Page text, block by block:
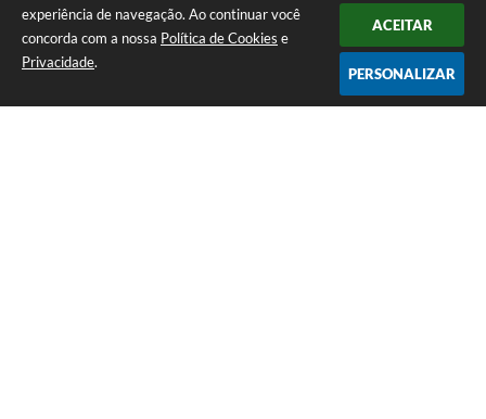
experiência de navegação. Ao continuar você
concorda com a nossa Política de Cookies e
Privacidade.
ACEITAR
PERSONALIZAR